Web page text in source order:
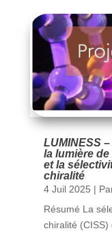
LUMINESS
la lumière
et la
chiralité
4 Juil 2025 |
Résumé La
chiralité